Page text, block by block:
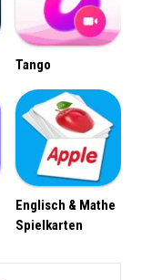
Tango
Englisch & Mathe
Spielkarten